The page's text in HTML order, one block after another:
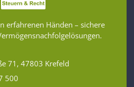
erfahrenen Händen – sichere
71, 47803 Krefeld
500